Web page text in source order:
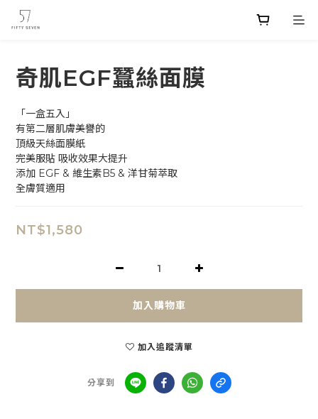
奇肌EGF蠶絲面膜
「一盒五入」
有第二層肌膚美譽的
頂級天絲面膜紙
完美服貼 吸收效果大提升
添加 EGF & 維生素B5 & 洋甘菊萃取
全膚質適用
NT$1,580
加入購物車
加入追蹤清單
分享到